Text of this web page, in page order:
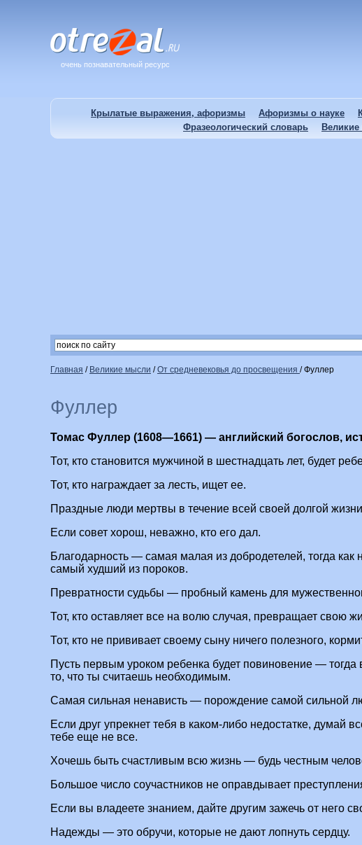
очень познавательный ресурс
Крылатые выражения, афоризмы Афоризмы о науке
Фразеологический словарь
Главная / Великие мысли /От средневековья до просвещения /Фуллер
Фуллер
Томас Фуллер (1608—1661) — английский богослов,
Тот, кто становится мужчиной в шестнадцать лет, будет
Тот, кто награждает за лесть, ищет ее.
Праздные люди мертвы в течение всей своей долгой
Если совет хорош, неважно, кто его дал.
Благодарность — самая малая из добродетелей, тогда как
самый худший из пороков.
Превратности судьбы — пробный камень для
Тот, кто оставляет все на волю случая, превращает свою
Тот, кто не прививает своему сыну ничего полезного,
Пусть первым уроком ребенка будет повиновение — тогда
то, что ты считаешь необходимым.
Самая сильная ненависть — порождение самой сильной
Если друг упрекнет тебя в каком-либо недостатке, думай
тебе еще не все.
Хочешь быть счастливым всю жизнь — будь честным
Большое число соучастников не оправдывает
Если вы владеете знанием, дайте другим зажечь от него
Надежды — это обручи, которые не дают лопнуть сердцу.